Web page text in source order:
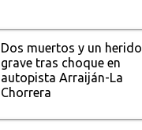
Dos muertos y un herido
grave tras choque en
autopista Arraiján-La
Chorrera